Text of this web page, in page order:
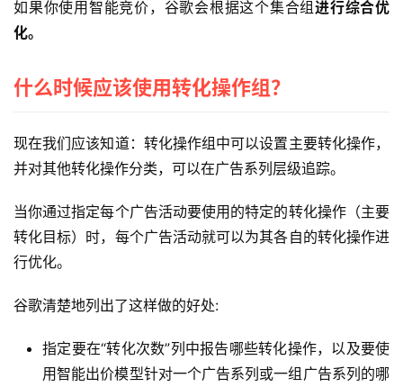
如果你使用智能竞价，谷歌会根据这个集合组 进行综合优
化。
什么时候应该使用转化操作组？
现在我们应该知道：转化操作组中可以设置主要转化操作，
并对其他转化操作分类，可以在广告系列层级追踪。
当你通过指定每个广告活动要使用的特定的转化操作（主要
转化目标）时，每个广告活动就可以为其各自的转化操作进
行优化。
谷歌清楚地列出了这样做的好处:
指定要在“转化次数”列中报告哪些转化操作，以及要使
用智能出价模型针对一个广告系列或一组广告系列的哪